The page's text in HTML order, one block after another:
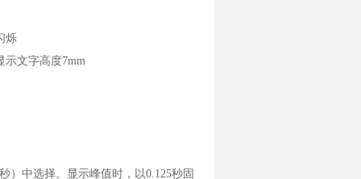
烁
示文字高度7mm
）中选择。显示峰值时，以0.125秒固